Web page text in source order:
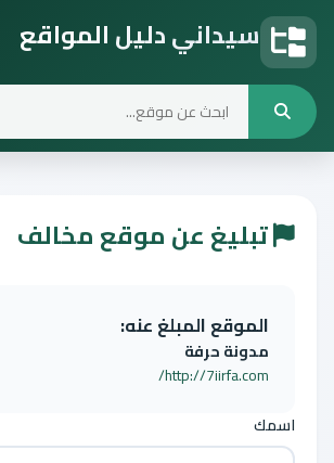
سيداني دليل المواقع
تبليغ عن موقع مخالف
الموقع المبلغ عنه:
مدونة حرفة
http://7iirfa.com/
اسمك